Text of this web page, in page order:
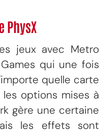
PhysX
jeux avec Metro
qui une fois
quelle carte
options mises à
gère une certaine
les effets sont